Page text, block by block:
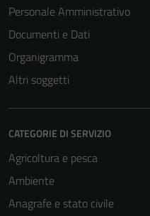
Personale Amministrativo
Documenti e Dati
Organigramma
Altri soggetti
CATEGORIE DI SERVIZIO
Agricoltura e pesca
Ambiente
Anagrafe e stato civile